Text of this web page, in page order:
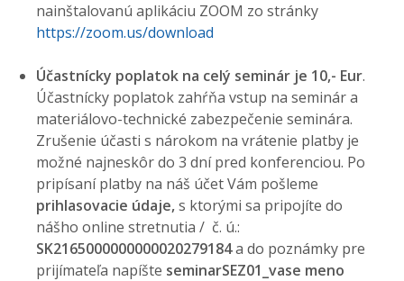
nainštalovanú aplikáciu ZOOM zo stránky
https://zoom.us/download
Účastnícky poplatok na celý seminár je 10,- Eur.
Účastnícky poplatok zahŕňa vstup na seminár a
materiálovo-technické zabezpečenie seminára.
Zrušenie účasti s nárokom na vrátenie platby je
možné najneskôr do 3 dní pred konferenciou. Po
pripísaní platby na náš účet Vám pošleme
prihlasovacie údaje,s ktorými sa pripojíte do
nášho online stretnutia / č. ú.:
SK2165000000000020279184a do poznámky pre
prijímateľa napíšte seminarSEZ01_vase meno